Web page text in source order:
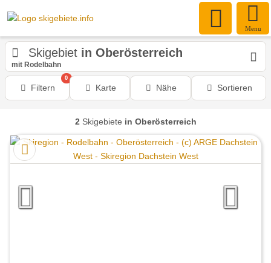
Menu
Skigebiet in Oberösterreich
mit Rodelbahn
Filtern
0
Karte Nähe Sortieren
2 Skigebiete in Oberösterreich